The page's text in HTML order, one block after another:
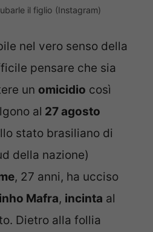
il figlio (Instagram)
nel vero senso della
pensare che sia
un omicidio così
al 27 agosto
stato brasiliano di
della nazione)
, 27 anni, ha ucciso
Mafra, incinta al
Dietro alla follia